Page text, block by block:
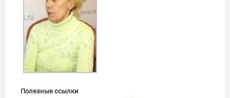
Полезные ссылки